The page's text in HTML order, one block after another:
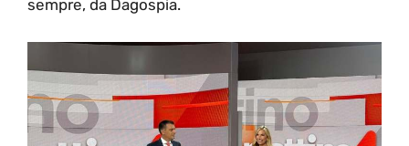
sempre, da Dagospia.